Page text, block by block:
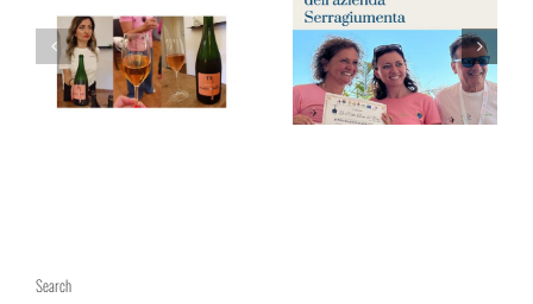
Rosato in Bolle – L’idea vincente
di Rita Bilotti
Fare impresa nel Sud Italia si
può
Search